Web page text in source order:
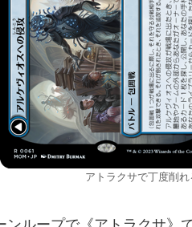
アトラクサで丁度削